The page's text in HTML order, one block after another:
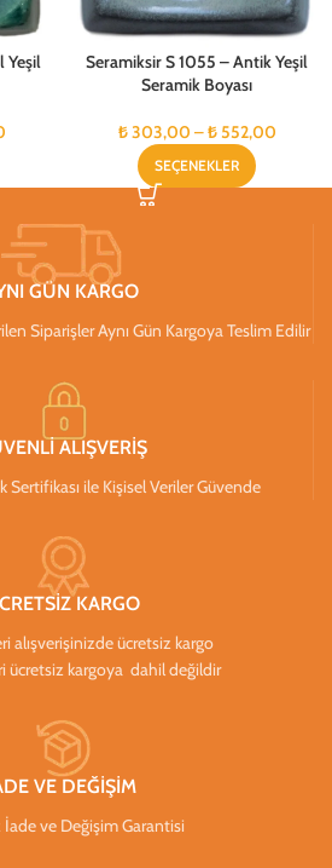
Yeşil
Seramiksir S 1055 – Antik Yeşil
Seramik Boyası
₺303,00 –₺552,00
SEÇENEKLER
GÜN KARGO
Siparişler Aynı Gün Kargoya Teslim Edilir
ALIŞVERİŞ
Sertifikası ile Kişisel Veriler Güvende
KARGO
alışverişinizde ücretsiz kargo
ücretsiz kargoya dahil değildir
VE DEĞİŞİM
İade ve Değişim Garantisi